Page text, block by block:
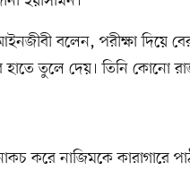
বলেন, পরীক্ষা দিয়ে
তুলে দেয়। তিনি কোনো
করে নাজিমকে কারাগারে